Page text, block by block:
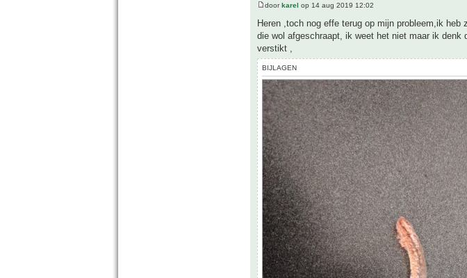
doorkarel op 14 aug 2019 12:02
Heren ,toch nog effe terug op mijn probleem,ik
die wol afgeschraapt, ik weet het niet maar ik
verstikt ,
BIJLAGEN